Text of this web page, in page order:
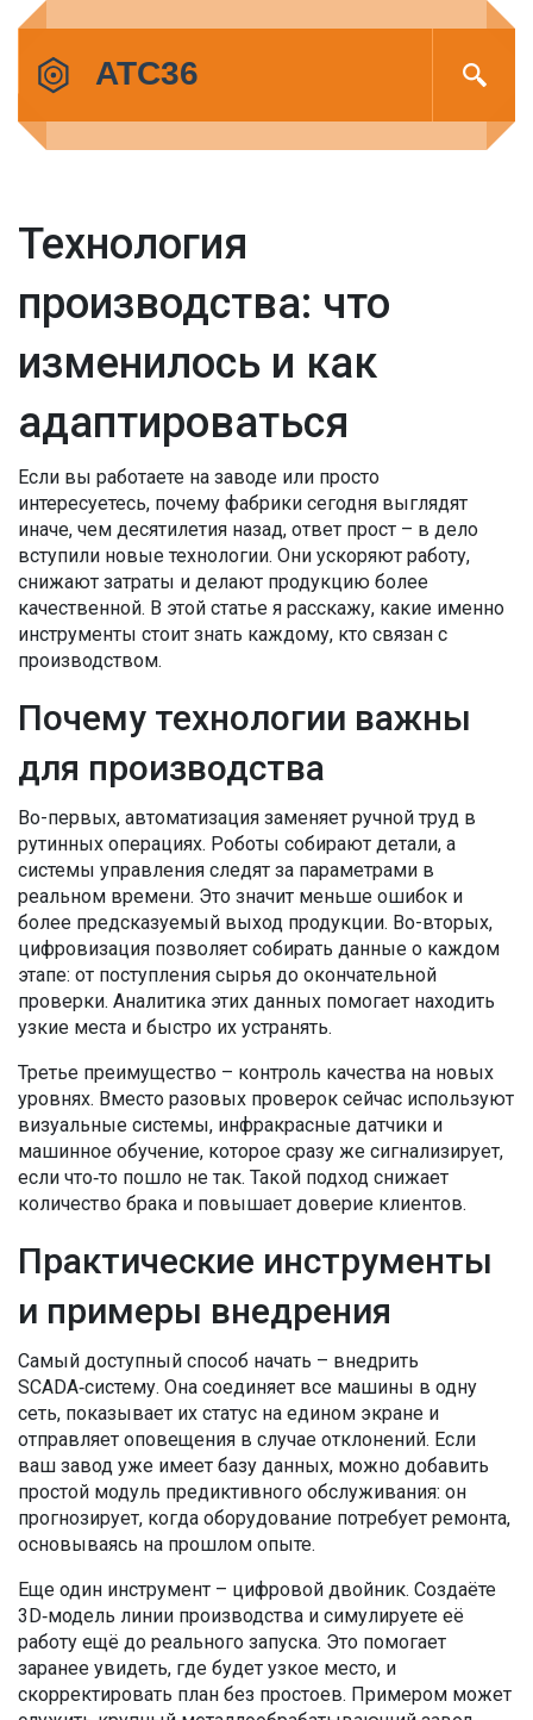
Технология
производства: что
изменилось и как
адаптироваться
Если вы работаете на заводе или просто
интересуетесь, почему фабрики сегодня выглядят
иначе, чем десятилетия назад, ответ прост – в дело
вступили новые технологии. Они ускоряют работу,
снижают затраты и делают продукцию более
качественной. В этой статье я расскажу, какие именно
инструменты стоит знать каждому, кто связан с
производством.
Почему технологии важны
для производства
Во-первых, автоматизация заменяет ручной труд в
рутинных операциях. Роботы собирают детали, а
системы управления следят за параметрами в
реальном времени. Это значит меньше ошибок и
более предсказуемый выход продукции. Во-вторых,
цифровизация позволяет собирать данные о каждом
этапе: от поступления сырья до окончательной
проверки. Аналитика этих данных помогает находить
узкие места и быстро их устранять.
Третье преимущество – контроль качества на новых
уровнях. Вместо разовых проверок сейчас используют
визуальные системы, инфракрасные датчики и
машинное обучение, которое сразу же сигнализирует,
если что‑то пошло не так. Такой подход снижает
количество брака и повышает доверие клиентов.
Практические инструменты
и примеры внедрения
Самый доступный способ начать – внедрить
SCADA‑систему. Она соединяет все машины в одну
сеть, показывает их статус на едином экране и
отправляет оповещения в случае отклонений. Если
ваш завод уже имеет базу данных, можно добавить
простой модуль предиктивного обслуживания: он
прогнозирует, когда оборудование потребует ремонта,
основываясь на прошлом опыте.
Еще один инструмент – цифровой двойник. Создаёте
3D‑модель линии производства и симулируете её
работу ещё до реального запуска. Это помогает
заранее увидеть, где будет узкое место, и
скорректировать план без простоев. Примером может